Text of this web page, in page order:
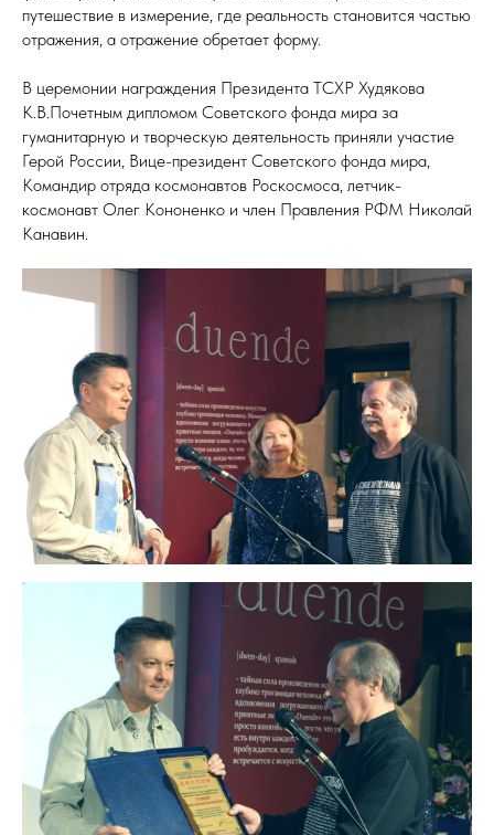
путешествие в измерение, где реальность становится частью
отражения, а отражение обретает форму.
В церемонии награждения Президента ТСХР Худякова
К.В.Почетным дипломом Советского фонда мира за
гуманитарную и творческую деятельность приняли участие
Герой России, Вице-президент Советского фонда мира,
Командир отряда космонавтов Роскосмоса, летчик-
космонавт Олег Кононенко и член Правления РФМ Николай
Канавин.